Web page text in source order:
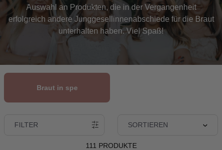
Auswahl an Produkten, die in der Vergangenheit
erfolgreich andere Junggesellinnenabschiede für die Braut
unterhalten haben. Viel Spaß!
Braut in spe
FILTER SORTIEREN
111 PRODUKTE